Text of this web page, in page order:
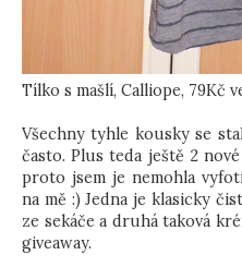
Tílko s mašlí, Calliope, 79Kč
Všechny tyhle kousky se
často. Plus teda ještě 2
proto jsem je nemohla
na mě :) Jedna je klasicky
ze sekáče a druhá taková
giveaway.